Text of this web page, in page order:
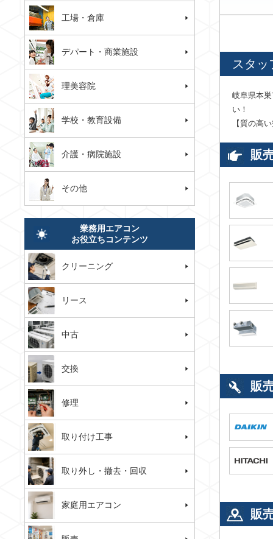
スタ
岐阜県本
い！
【質の高
販
販
販
工場・倉庫
デパート・商業施設
理美容院
学校・教育設備
介護・病院施設
その他
業務用エアコン
お役立ちコンテンツ
クリーニング
リース
中古
交換
修理
取り付け工事
取り外し・撤去・回収
家庭用エアコン